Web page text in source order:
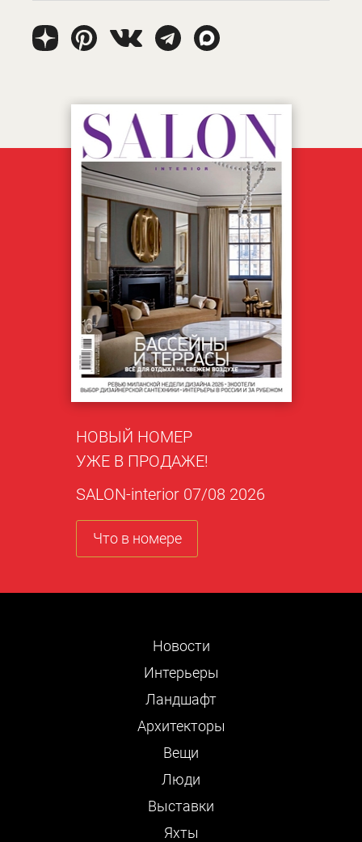
НОВЫЙ НОМЕР
УЖЕ В ПРОДАЖЕ!
SALON-interior 07/08 2026
Что в номере
Новости
Интерьеры
Ландшафт
Архитекторы
Вещи
Люди
Выставки
Яхты